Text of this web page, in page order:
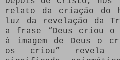
relato da criação do
luz da revelação da
a frase “Deus criou o
à imagem de Deus o
os criou” revela